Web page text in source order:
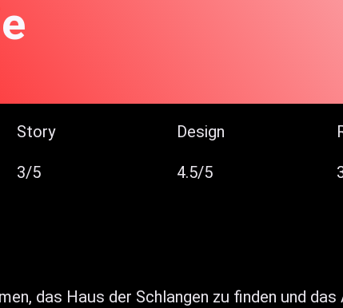
Story
3/5
Design
4.5/5
das Haus der Schlangen zu finden und